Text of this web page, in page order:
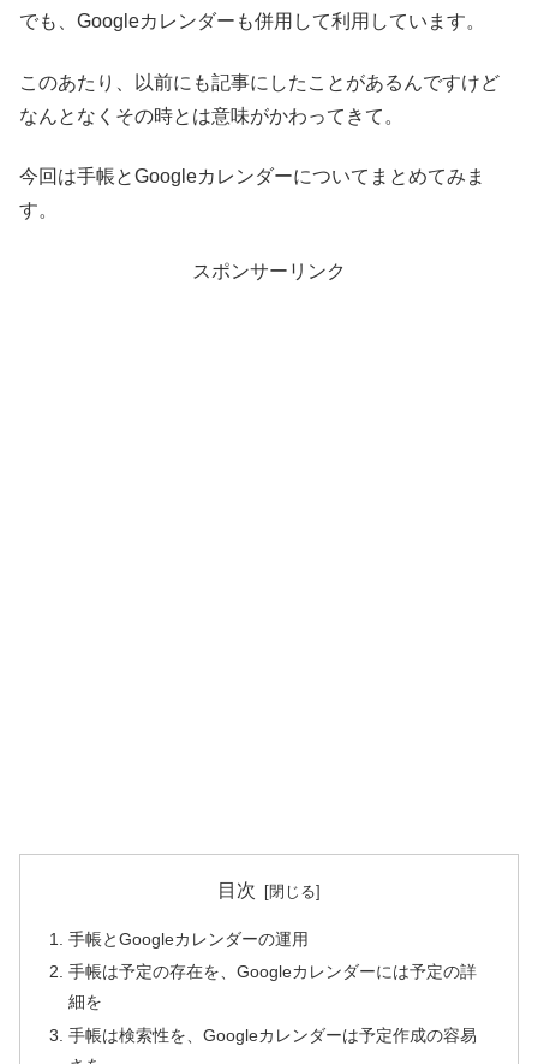
でも、Googleカレンダーも併用して利用しています。
このあたり、以前にも記事にしたことがあるんですけど
なんとなくその時とは意味がかわってきて。
今回は手帳とGoogleカレンダーについてまとめてみま
す。
スポンサーリンク
目次
手帳とGoogleカレンダーの運用
手帳は予定の存在を、Googleカレンダーには予定の詳
細を
手帳は検索性を、Googleカレンダーは予定作成の容易